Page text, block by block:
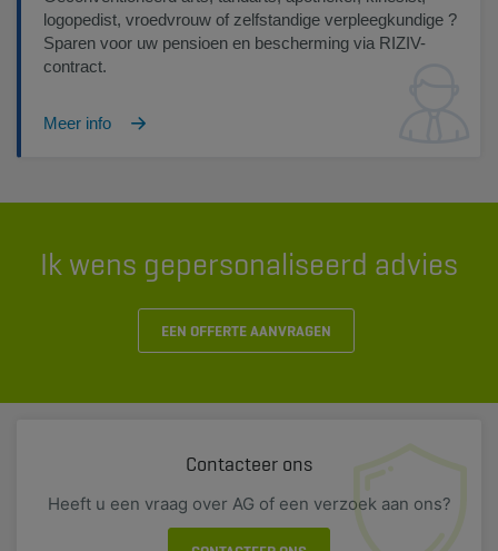
logopedist, vroedvrouw of zelfstandige verpleegkundige ?
Sparen voor uw pensioen en bescherming via RIZIV-
contract.
Meer info
Ik wens gepersonaliseerd advies
EEN OFFERTE AANVRAGEN
Contacteer ons
Heeft u een vraag over AG of een verzoek aan ons?